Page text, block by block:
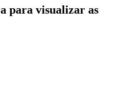
para visualizar as